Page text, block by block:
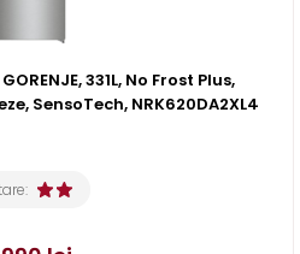
331L, No Frost Plus,
SensoTech, NRK620DA2XL4